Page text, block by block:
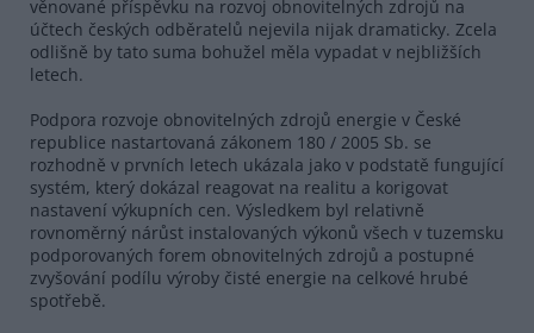
věnované příspěvku na rozvoj obnovitelných zdrojů na
účtech českých odběratelů nejevila nijak dramaticky. Zcela
odlišně by tato suma bohužel měla vypadat v nejbližších
letech.
Podpora rozvoje obnovitelných zdrojů energie v České
republice nastartovaná zákonem 180 / 2005 Sb. se
rozhodně v prvních letech ukázala jako v podstatě fungující
systém, který dokázal reagovat na realitu a korigovat
nastavení výkupních cen. Výsledkem byl relativně
rovnoměrný nárůst instalovaných výkonů všech v tuzemsku
podporovaných forem obnovitelných zdrojů a postupné
zvyšování podílu výroby čisté energie na celkové hrubé
spotřebě.